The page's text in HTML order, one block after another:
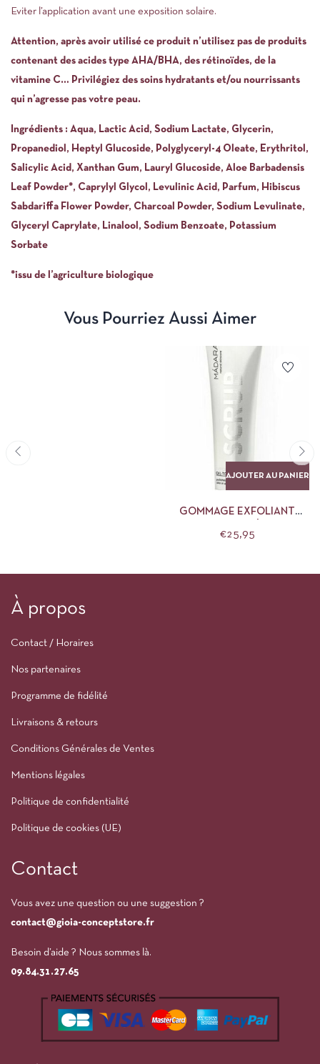
Eviter l’application avant une exposition solaire.
Attention, après avoir utilisé ce produit n’utilisez pas de produits
contenant des acides type AHA/BHA, des rétinoïdes, de la
vitamine C… Privilégiez des soins hydratants et/ou nourrissants
qui n’agresse pas votre peau.
Ingrédients : Aqua, Lactic Acid, Sodium Lactate, Glycerin,
Propanediol, Heptyl Glucoside, Polyglyceryl-4 Oleate, Erythritol,
Salicylic Acid, Xanthan Gum, Lauryl Glucoside, Aloe Barbadensis
Leaf Powder*, Caprylyl Glycol, Levulinic Acid, Parfum, Hibiscus
Sabdariffa Flower Powder, Charcoal Powder, Sodium Levulinate,
Glyceryl Caprylate, Linalool, Sodium Benzoate, Potassium
Sorbate
*issu de l’agriculture biologique
Vous Pourriez Aussi Aimer
AJOUTER AU PANIER
GOMMAGE EXFOLIANT
€25,95
À propos
Contact / Horaires
Nos partenaires
Programme de fidélité
Livraisons & retours
Conditions Générales de Ventes
Mentions légales
Politique de confidentialité
Politique de cookies (UE)
Contact
Vous avez une question ou une suggestion ?
contact@gioia-conceptstore.fr
Besoin d’aide ? Nous sommes là.
09.84.31.27.65